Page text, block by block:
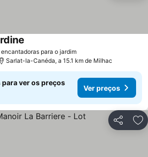
para o jardim
Sarlat-la-Canéda, a 15.1 km de Milhac
para ver os preços
Ver preços
Partilhar